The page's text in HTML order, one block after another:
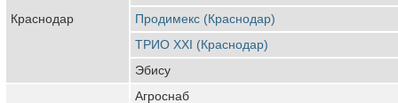
Краснодар
Продимекс (Краснодар)
ТРИО XXI (Краснодар)
Эбису
Агроснаб